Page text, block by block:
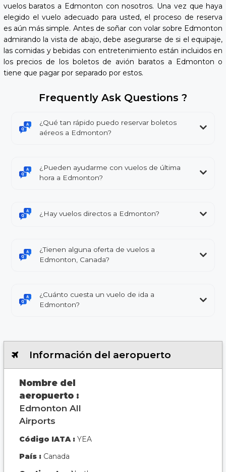
vuelos baratos a Edmonton con nosotros. Una vez que haya
elegido el vuelo adecuado para usted, el proceso de reserva
es aún más simple. Antes de soñar con volar sobre Edmonton
admirando la vista de abajo, debe asegurarse de si el equipaje,
las comidas y bebidas con entretenimiento están incluidos en
los precios de los boletos de avión baratos a Edmonton o
tiene que pagar por separado por estos.
Frequently Ask Questions ?
¿Qué tan rápido puedo reservar boletos
aéreos a Edmonton?
¿Pueden ayudarme con vuelos de última
hora a Edmonton?
¿Hay vuelos directos a Edmonton?
¿Tienen alguna oferta de vuelos a
Edmonton, Canada?
¿Cuánto cuesta un vuelo de ida a
Edmonton?
Información del aeropuerto
Nombre del
aeropuerto :
Edmonton All
Airports
Código IATA : YEA
País : Canada